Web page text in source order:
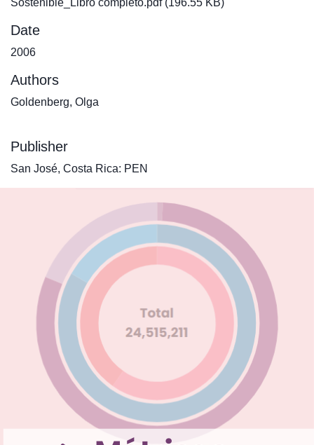
Sostenible_Libro completo.pdf(196.55 KB)
Date
2006
Authors
Goldenberg, Olga
Publisher
San José, Costa Rica: PEN